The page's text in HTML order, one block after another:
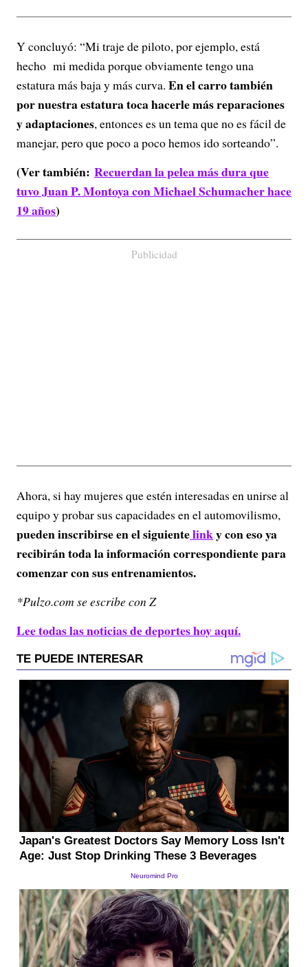
Y concluyó: “Mi traje de piloto, por ejemplo, está
hecho mi medida porque obviamente tengo una
estatura más baja y más curva. En el carro también
por nuestra estatura toca hacerle más reparaciones
y adaptaciones, entonces es un tema que no es fácil de
manejar, pero que poco a poco hemos ido sorteando”.
(Ver también: Recuerdan la pelea más dura que
tuvo Juan P. Montoya con Michael Schumacher hace
19 años)
Publicidad
Ahora, si hay mujeres que estén interesadas en unirse al
equipo y probar sus capacidades en el automovilismo,
pueden inscribirse en el siguientelinky con eso ya
recibirán toda la información correspondiente para
comenzar con sus entrenamientos.
*Pulzo.com se escribe con Z
Lee todas las noticias de deportes hoy aquí.